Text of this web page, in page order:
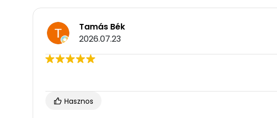
Tamás Bék
2026.07.23
Hasznos